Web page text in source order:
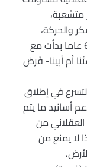
متشعبة،
والحركة،
السكون والنشاط، في عملية متواصلة منذ 61 عاما بدأت مع
أم أبينا- فُرض
في إطلاق
أسانيد ما يتم
من
لا يمنع من